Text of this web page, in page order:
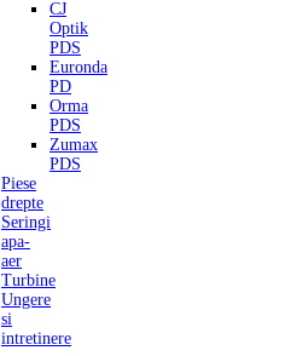
CJ
Optik
PDS
Euronda
PD
Orma
PDS
Zumax
PDS
Piese
drepte
Seringi
apa-
aer
Turbine
Ungere
si
intretinere